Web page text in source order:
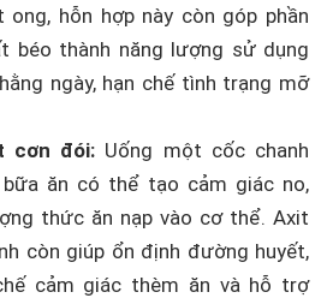
hỗn hợp này còn góp phần
béo thành năng lượng sử dụng
ngày, hạn chế tình trạng mỡ
cơn đói: Uống một cốc chanh
ăn có thể tạo cảm giác no,
thức ăn nạp vào cơ thể. Axit
còn giúp ổn định đường huyết,
cảm giác thèm ăn và hỗ trợ